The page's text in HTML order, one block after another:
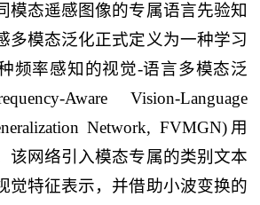
模态遥感图像的专属语言先验知
多模态泛化正式定义为一种学习
频率感知的视觉-语言多模态泛
Aware Vision-Language
Network, FVMGN)用
该网络引入模态专属的类别文本
觉特征表示，并借助小波变换的